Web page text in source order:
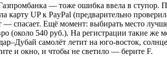
— тоже ошибка ввела в ступор.
карту UP к PayPal (предварительно
спасает. Ещё момент: выбирать место
(около 540 руб.). На регистрации такие же
самолёт летит на юго-восток,
и окно, и чтобы не светило — берите F.